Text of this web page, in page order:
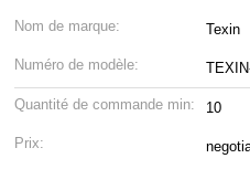
Nom de marque: Texin
Numéro de modèle:
Quantité de commande min: 10
Prix: